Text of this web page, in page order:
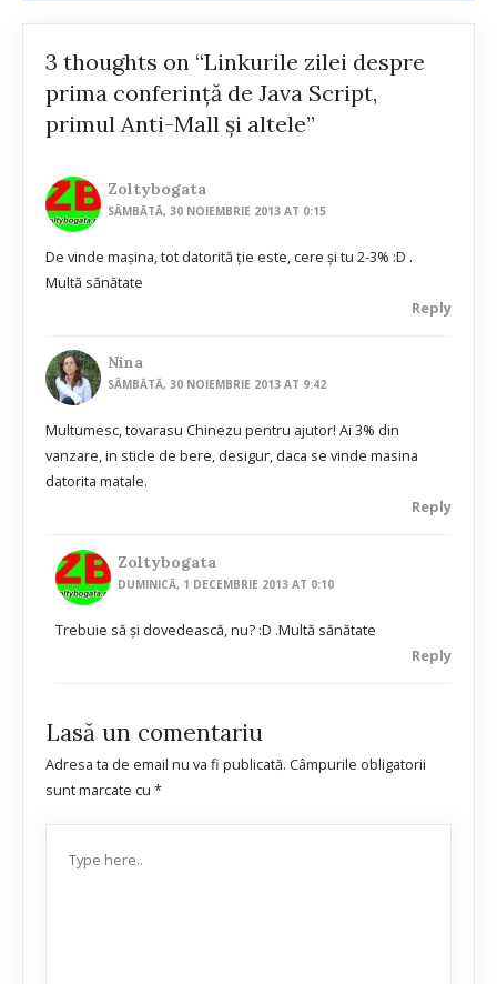
3 thoughts on “Linkurile zilei despre
prima conferinţă de Java Script,
primul Anti-Mall şi altele”
Zoltybogata
SÂMBĂTĂ, 30 NOIEMBRIE 2013 AT 0:15
De vinde mașina, tot datorită ție este, cere și tu 2-3% :D .
Multă sănătate
Reply
Nina
SÂMBĂTĂ, 30 NOIEMBRIE 2013 AT 9:42
Multumesc, tovarasu Chinezu pentru ajutor! Ai 3% din
vanzare, in sticle de bere, desigur, daca se vinde masina
datorita matale.
Reply
Zoltybogata
DUMINICĂ, 1 DECEMBRIE 2013 AT 0:10
Trebuie să și dovedească, nu? :D .Multă sănătate
Reply
Lasă un comentariu
Adresa ta de email nu va fi publicată. Câmpurile obligatorii
sunt marcate cu *